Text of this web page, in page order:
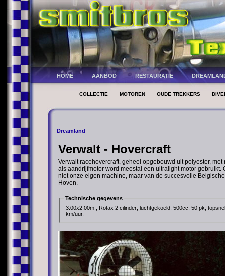
HOME AANBOD RESTAURATIE
COLLECTIE MOTOREN OUDE TREKKERS
Dreamland
Verwalt - Hovercraft
Verwalt racehovercraft, geheel opgebouwd uit polyester, met
als aandrijfmotor word meestal een ultralight motor gebruikt.
niet onze eigen machine, maar van de succesvolle
Hoven.
Technische gegevens
3.00x2.00m ; Rotax 2 cilinder; luchtgekoeld; 500cc; 50 pk;
km/uur.